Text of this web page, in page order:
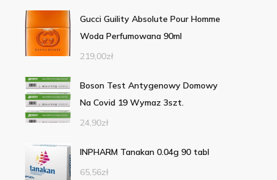
Gucci Guility Absolute Pour Homme
Woda Perfumowana 90ml
219,00zł
Boson Test Antygenowy Domowy
Na Covid 19 Wymaz 3szt.
24,90zł
INPHARM Tanakan 0.04g 90 tabl
65,56zł